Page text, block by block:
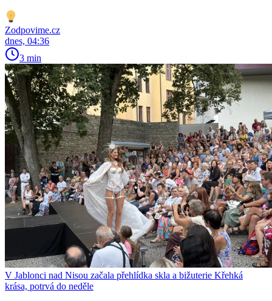
Zodpovime.cz
dnes, 04:36
3 min
V Jablonci nad Nisou začala přehlídka skla a bižuterie Křehká
krása, potrvá do neděle